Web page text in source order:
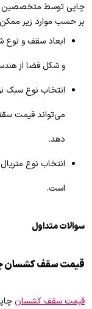
چاپی توسط متخصصین
بر حسب موارد زیر
ابعاد سقف و نوع
و شکل فضا از
انتخاب نوع سبک
می‌تواند قیمت
دهد.
انتخاب نوع
است.
سوالات متداول
قیمت سقف کشسان
قیمت سقف کشسان